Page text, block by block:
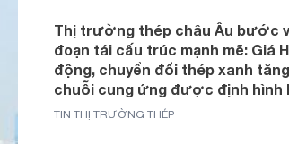
Thị trường thép châu Âu bước
đoạn tái cấu trúc mạnh mẽ: Giá
động, chuyển đổi thép xanh
chuỗi cung ứng được định hình
TIN THỊ TRƯỜNG THÉP